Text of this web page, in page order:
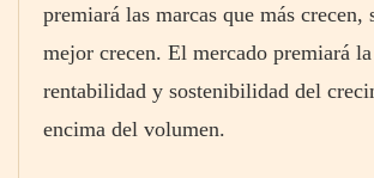
premiará las marcas que más crecen,
mejor crecen. El mercado premiará
rentabilidad y sostenibilidad del
encima del volumen.